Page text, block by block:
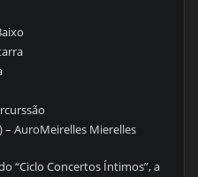
– AuroMeirelles Mierelles
“Ciclo Concertos Íntimos”, a